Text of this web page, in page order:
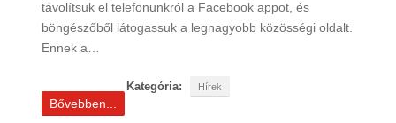
távolítsuk el telefonunkról a Facebook appot, és
böngészőből látogassuk a legnagyobb közösségi oldalt.
Ennek a…
Kategória: Hírek
Bővebben...